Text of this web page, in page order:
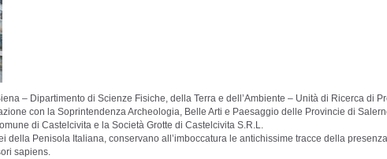
– Dipartimento di Scienze Fisiche, della Terra e dell’Ambiente – Unità di Ricerca di
con la Soprintendenza Archeologia, Belle Arti e Paesaggio delle Provincie di
di Castelcivita e la Società Grotte di Castelcivita S.R.L.
Penisola Italiana, conservano all’imboccatura le antichissime tracce della
sapiens.